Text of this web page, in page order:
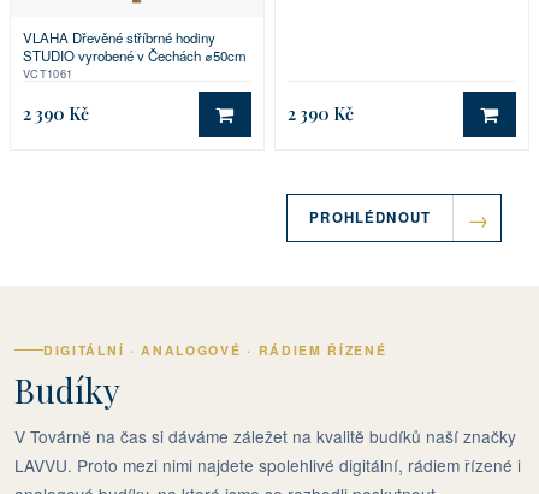
VLAHA Dřevěné stříbrné hodiny
STUDIO vyrobené v Čechách ⌀50cm
VCT1061
2 390 Kč DO KOŠÍKU
2 390 Kč DO
PROHLÉDNOUT
DIGITÁLNÍ · ANALOGOVÉ · RÁDIEM ŘÍZENÉ
Budíky
V Továrně na čas si dáváme záležet na kvalitě budíků naší značky
LAVVU. Proto mezi nimi najdete spolehlivé digitální, rádiem řízené i